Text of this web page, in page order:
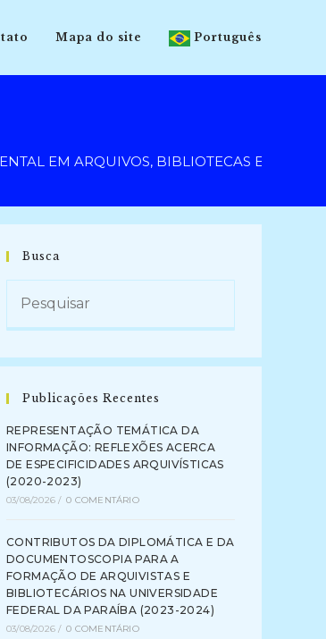
Mapa do site Português
EM ARQUIVOS, BIBLIOTECAS E
Busca
Publicações Recentes
REPRESENTAÇÃO TEMÁTICA DA
INFORMAÇÃO: REFLEXÕES ACERCA
DE ESPECIFICIDADES ARQUIVÍSTICAS
(2020-2023)
03/08/2026 / 0 COMENTÁRIO
CONTRIBUTOS DA DIPLOMÁTICA E DA
DOCUMENTOSCOPIA PARA A
FORMAÇÃO DE ARQUIVISTAS E
BIBLIOTECÁRIOS NA UNIVERSIDADE
FEDERAL DA PARAÍBA (2023-2024)
03/08/2026 / 0 COMENTÁRIO